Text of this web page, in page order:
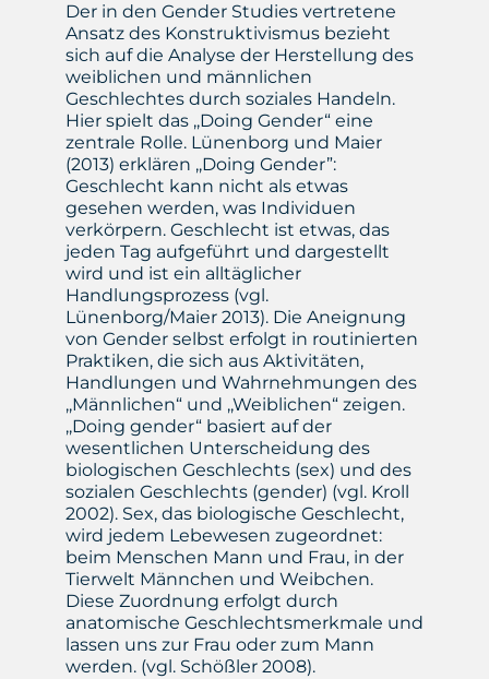
Der in den Gender Studies vertretene
Ansatz des Konstruktivismus bezieht
sich auf die Analyse der Herstellung des
weiblichen und männlichen
Geschlechtes durch soziales Handeln.
Hier spielt das ,,Doing Gender“ eine
zentrale Rolle. Lünenborg und Maier
(2013) erklären ,,Doing Gender”:
Geschlecht kann nicht als etwas
gesehen werden, was Individuen
verkörpern. Geschlecht ist etwas, das
jeden Tag aufgeführt und dargestellt
wird und ist ein alltäglicher
Handlungsprozess (vgl.
Lünenborg/Maier 2013). Die Aneignung
von Gender selbst erfolgt in routinierten
Praktiken, die sich aus Aktivitäten,
Handlungen und Wahrnehmungen des
,,Männlichen“ und ,,Weiblichen“ zeigen.
,,Doing gender“ basiert auf der
wesentlichen Unterscheidung des
biologischen Geschlechts (sex) und des
sozialen Geschlechts (gender) (vgl. Kroll
2002). Sex, das biologische Geschlecht,
wird jedem Lebewesen zugeordnet:
beim Menschen Mann und Frau, in der
Tierwelt Männchen und Weibchen.
Diese Zuordnung erfolgt durch
anatomische Geschlechtsmerkmale und
lassen uns zur Frau oder zum Mann
werden. (vgl. Schößler 2008).